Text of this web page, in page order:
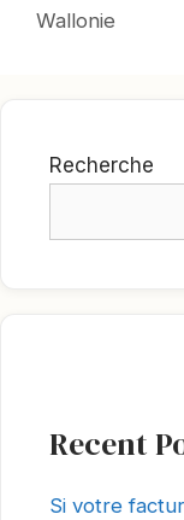
Wallonie
Recherche
Recent
Si votre